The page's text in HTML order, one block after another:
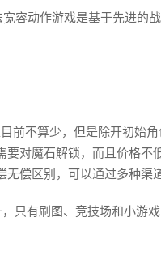
容动作游戏是基于先进的
前不算少，但是除开初始
要对魔石解锁，而且价格不
无偿区别，可以通过多种渠
只有刷图、竞技场和小游